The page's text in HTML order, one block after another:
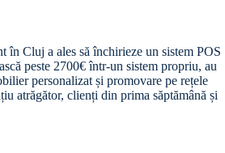
în Cluj a ales să închirieze un sistem POS
peste 2700€ într-un sistem propriu, au
personalizat și promovare pe rețele
atrăgător, clienți din prima săptămână și